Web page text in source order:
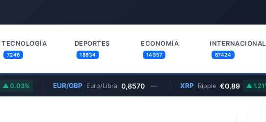
TECNOLOGÍA
7246
DEPORTES
18834
ECONOMÍA
14357
INTERNACIONAL
67424
EUR/GBP Euro/Libra 0,8570 — Ripple €0,89 1.21%